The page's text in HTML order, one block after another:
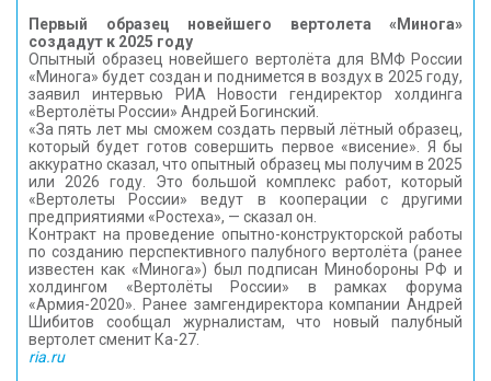
Первый образец новейшего вертолета «Минога»
создадут к 2025 году
Опытный образец новейшего вертолёта для ВМФ России
«Минога» будет создан и поднимется в воздух в 2025 году,
заявил интервью РИА Новости гендиректор холдинга
«Вертолёты России» Андрей Богинский.
«За пять лет мы сможем создать первый лётный образец,
который будет готов совершить первое «висение». Я бы
аккуратно сказал, что опытный образец мы получим в 2025
или 2026 году. Это большой комплекс работ, который
«Вертолеты России» ведут в кооперации с другими
предприятиями «Ростеха», — сказал он.
Контракт на проведение опытно-конструкторской работы
по созданию перспективного палубного вертолёта (ранее
известен как «Минога») был подписан Минобороны РФ и
холдингом «Вертолёты России» в рамках форума
«Армия-2020». Ранее замгендиректора компании Андрей
Шибитов сообщал журналистам, что новый палубный
вертолет сменит Ка-27.
ria.ru